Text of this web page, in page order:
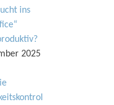
ins
2025